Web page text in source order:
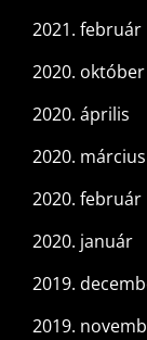
2021. február
2020. október
2020. április
2020. március
2020. február
2020. január
2019.
2019.